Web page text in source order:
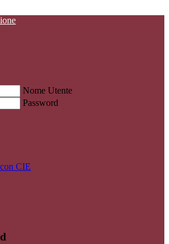
Nome Utente
Password
CIE